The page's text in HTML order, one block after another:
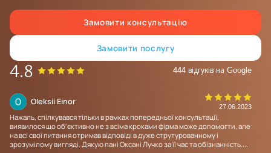
Замовити консультацію
Замовити послугу
4.8 444 відгуків на Google
Oleksii Einor
27.06.2023
Нажаль, спілкувався тільки в рамках попередньої консультації,
виявилося що обʼєктивно не з всіма кроками фірма може допомогти, але
на всі свої питання отримав відповіді в дуже струтурованному і
зрозумілому вигляді. Дякую пані Оксані Лучко за її час та обізнанність....